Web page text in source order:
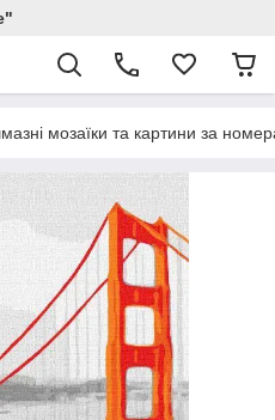
мозаїки та картини за